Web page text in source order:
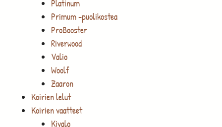
Platinum
Primum -puolikostea
ProBooster
Riverwood
Valio
Woolf
Zaaron
Koirien lelut
Koirien vaatteet
Kivalo